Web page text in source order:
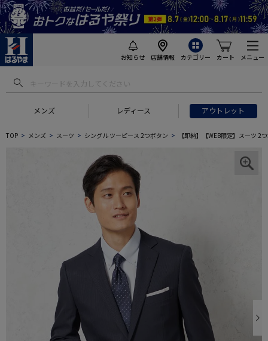
お知らせ 店舗情報 カテゴリー カート メニュー
メンズ レディース アウトレット
TOP メンズ スーツ シングル ツーピース 2つボタン 【即納】【WEB限定】スーツ 2